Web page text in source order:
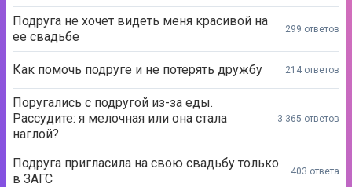
Подруга не хочет видеть меня красивой на
ее свадьбе
299 ответов
Как помочь подруге и не потерять дружбу 214 ответов
Поругались с подругой из-за еды.
Рассудите: я мелочная или она стала
наглой?
3 365 ответов
Подруга пригласила на свою свадьбу только
в ЗАГС
403 ответа